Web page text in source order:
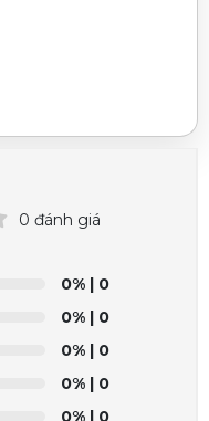
0 đánh giá
0% | 0
0% | 0
0% | 0
0% | 0
0% | 0